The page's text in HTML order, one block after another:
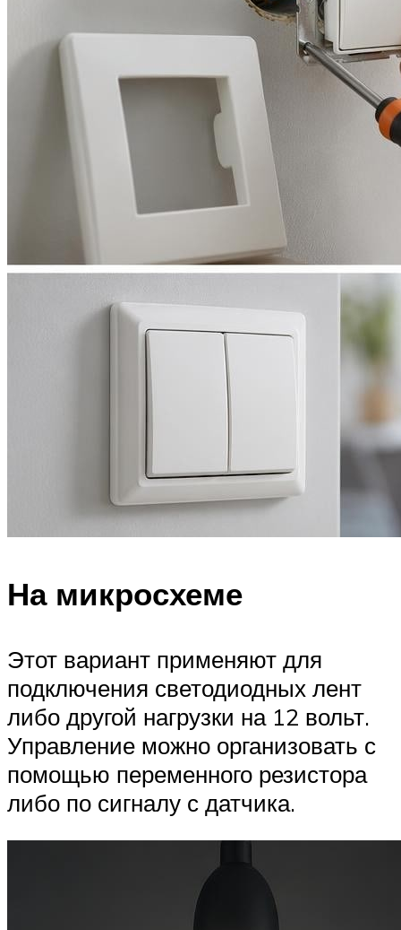
На микросхеме
Этот вариант применяют для
подключения светодиодных лент
либо другой нагрузки на 12 вольт.
Управление можно организовать с
помощью переменного резистора
либо по сигналу с датчика.